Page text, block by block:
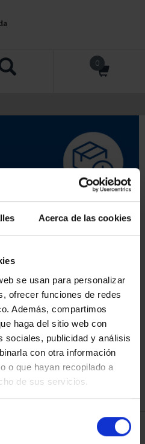
Acerca de las cookies
se usan para personalizar
ofrecer funciones de redes
Además, compartimos
haga del sitio web con
sociales, publicidad y análisis
con otra información
o que hayan recopilado a
de sus servicios.
0